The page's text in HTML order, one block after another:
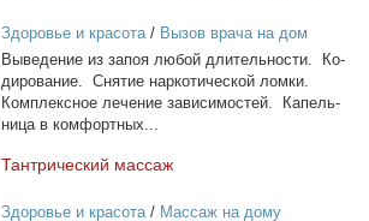
Здоровье и красота/ Вызов врача на дом
Вы­ве­де­ние из за­поя лю­бой дли­тель­но­сти. Ко­
ди­ро­ва­ние. Сня­тие нар­ко­ти­че­ской лом­ки.
Ком­плекс­ное ле­че­ние за­ви­си­мо­стей. Ка­пель­
ни­ца в ком­форт­ных...
Тан­три­че­ский мас­саж
Здоровье и красота/ Массаж на дому